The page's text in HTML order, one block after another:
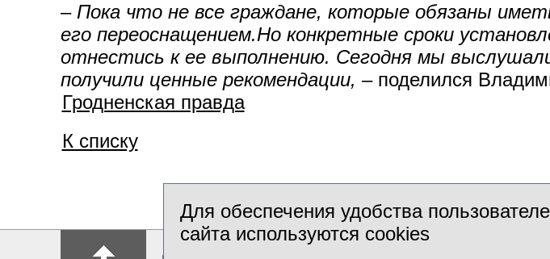
– Пока что не все граждане, которые обязаны
его переоснащением.Но конкретные сроки
отнестись к ее выполнению. Сегодня мы
получили ценные рекомендации, –поделился
Гродненская правда
К списку
Для обеспечения удобства
сайта используются cookies